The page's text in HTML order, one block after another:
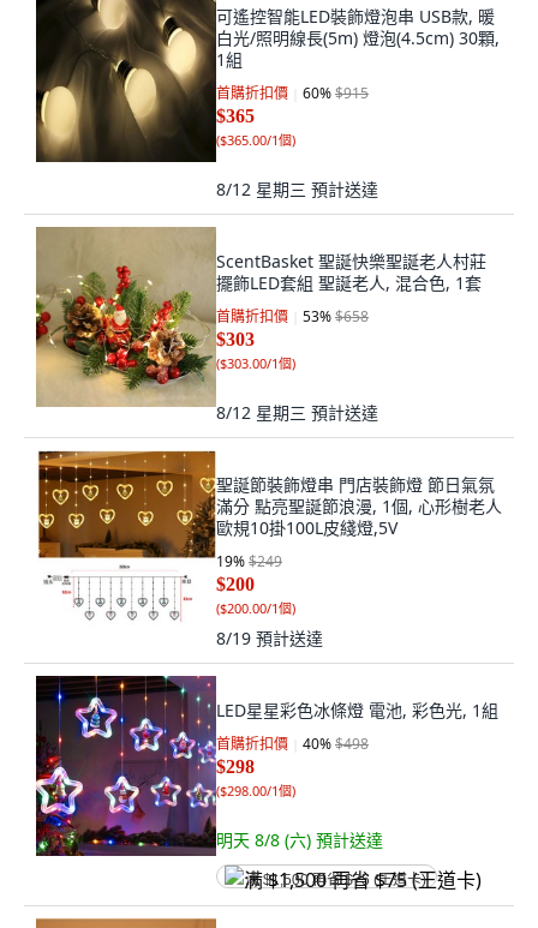
可遙控智能LED裝飾燈泡串 USB款, 暖
白光/照明線長(5m) 燈泡(4.5cm) 30顆,
1組
首購折扣價 60%$915
$365
($365.00/1個)
8/12 星期三 預計送達
ScentBasket 聖誕快樂聖誕老人村莊
擺飾LED套組 聖誕老人, 混合色, 1套
首購折扣價 53%$658
$303
($303.00/1個)
8/12 星期三 預計送達
聖誕節裝飾燈串 門店裝飾燈 節日氣氛
滿分 點亮聖誕節浪漫, 1個, 心形樹老人
歐規10掛100L皮綫燈,5V
19%$249
$200
($200.00/1個)
8/19 預計送達
LED星星彩色冰條燈 電池, 彩色光, 1組
首購折扣價 40%$498
$298
($298.00/1個)
明天 8/8 (六) 預計送達
满 $1,500 再省 $75 (王道卡)